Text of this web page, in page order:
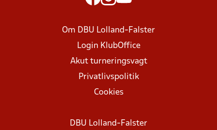
Om DBU Lolland-Falster
Login KlubOffice
Akut turneringsvagt
Privatlivspolitik
Cookies
DBU Lolland-Falster